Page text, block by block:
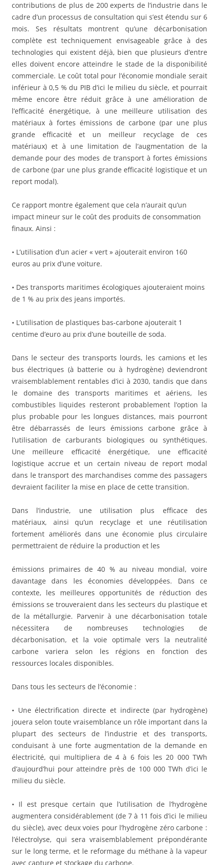
contributions de plus de 200 experts de l’industrie dans le
cadre d’un processus de consultation qui s’est étendu sur 6
mois. Ses résultats montrent qu’une décarbonisation
complète est techniquement envisageable grâce à des
technologies qui existent déjà, bien que plusieurs d’entre
elles doivent encore atteindre le stade de la disponibilité
commerciale. Le coût total pour l’économie mondiale serait
inférieur à 0,5 % du PIB d’ici le milieu du siècle, et pourrait
même encore être réduit grâce à une amélioration de
l’efficacité énergétique, à une meilleure utilisation des
matériaux à fortes émissions de carbone (par une plus
grande efficacité et un meilleur recyclage de ces
matériaux) et à une limitation de l’augmentation de la
demande pour des modes de transport à fortes émissions
de carbone (par une plus grande efficacité logistique et un
report modal).
Ce rapport montre également que cela n’aurait qu’un
impact mineur sur le coût des produits de consommation
finaux. Ainsi :
• L’utilisation d’un acier « vert » ajouterait environ 160
euros au prix d’une voiture.
• Des transports maritimes écologiques ajouteraient moins
de 1 % au prix des jeans importés.
• L’utilisation de plastiques bas-carbone ajouterait 1
centime d’euro au prix d’une bouteille de soda.
Dans le secteur des transports lourds, les camions et les
bus électriques (à batterie ou à hydrogène) deviendront
vraisemblablement rentables d’ici à 2030, tandis que dans
le domaine des transports maritimes et aériens, les
combustibles liquides resteront probablement l’option la
plus probable pour les longues distances, mais pourront
être débarrassés de leurs émissions carbone grâce à
l’utilisation de carburants biologiques ou synthétiques.
Une meilleure efficacité énergétique, une efficacité
logistique accrue et un certain niveau de report modal
dans le transport des marchandises comme des passagers
devraient faciliter la mise en place de cette transition.
Dans l’industrie, une utilisation plus efficace des
matériaux, ainsi qu’un recyclage et une réutilisation
fortement améliorés dans une économie plus circulaire
permettraient de réduire la production et les
émissions primaires de 40 % au niveau mondial, voire
davantage dans les économies développées. Dans ce
contexte, les meilleures opportunités de réduction des
émissions se trouveraient dans les secteurs du plastique et
de la métallurgie. Parvenir à une décarbonisation totale
nécessitera de nombreuses technologies de
décarbonisation, et la voie optimale vers la neutralité
carbone variera selon les régions en fonction des
ressources locales disponibles.
Dans tous les secteurs de l’économie :
• Une électrification directe et indirecte (par hydrogène)
jouera selon toute vraisemblance un rôle important dans la
plupart des secteurs de l’industrie et des transports,
conduisant à une forte augmentation de la demande en
électricité, qui multipliera de 4 à 6 fois les 20 000 TWh
d’aujourd’hui pour atteindre près de 100 000 TWh d’ici le
milieu du siècle.
• Il est presque certain que l’utilisation de l’hydrogène
augmentera considérablement (de 7 à 11 fois d’ici le milieu
du siècle), avec deux voies pour l’hydrogène zéro carbone :
l’électrolyse, qui sera vraisemblablement prépondérante
sur le long terme, et le reformage du méthane à la vapeur
avec capture et stockage du carbone.